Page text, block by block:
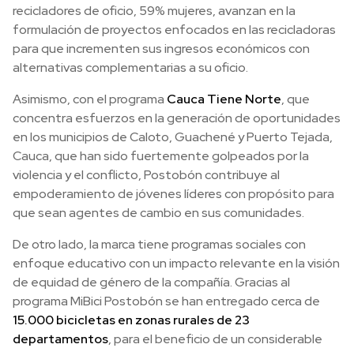
recicladores de oficio, 59% mujeres, avanzan en la
formulación de proyectos enfocados en las recicladoras
para que incrementen sus ingresos económicos con
alternativas complementarias a su oficio.
Asimismo, con el programa Cauca Tiene Norte, que
concentra esfuerzos en la generación de oportunidades
en los municipios de Caloto, Guachené y Puerto Tejada,
Cauca, que han sido fuertemente golpeados por la
violencia y el conflicto, Postobón contribuye al
empoderamiento de jóvenes líderes con propósito para
que sean agentes de cambio en sus comunidades.
De otro lado, la marca tiene programas sociales con
enfoque educativo con un impacto relevante en la visión
de equidad de género de la compañía. Gracias al
programa MiBici Postobón se han entregado cerca de
15.000 bicicletas en zonas rurales de 23
departamentos, para el beneficio de un considerable